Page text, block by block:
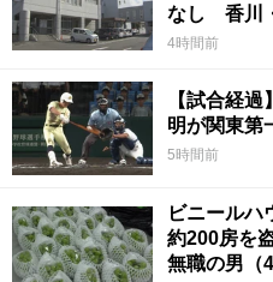
なし 香川
4時間前
【試合経
明が関東第
5時間前
ビニールハ
約200房を
無職の男